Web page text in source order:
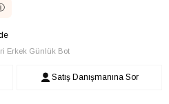
Erkek Günlük Bot
Satış Danışmanına Sor